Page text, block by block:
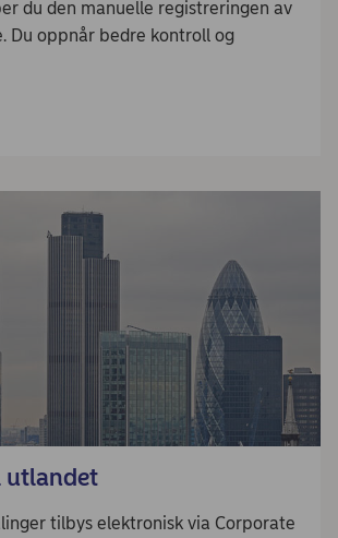
du den manuelle registreringen av
Du oppnår bedre kontroll og
utlandet
tilbys elektronisk via Corporate